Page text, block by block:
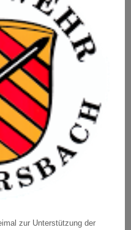
zur Unterstützung der